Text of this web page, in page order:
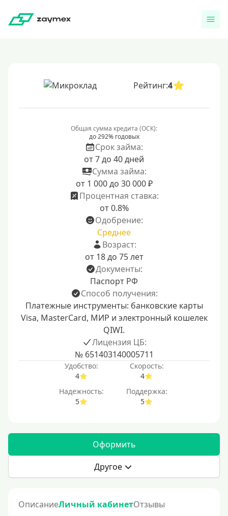
Рейтинг:4
Общая сумма кредита (ОСК):
до 292% годовых
Срок займа:
от 7 до 40 дней
Сумма займа:
от 1 000 до 30 000 ₽
Процентная ставка:
от 0.8%
Одобрение:
Среднее
Возраст:
от 18 до 75 лет
Документы:
Паспорт РФ
Способ получения:
Платежные инструменты: банковские карты
Visa, MasterCard, МИР и электронный кошелек
QIWI.
Лицензия ЦБ:
№ 651403140005711
Удобство:
4
Скорость:
4
Надежность:
5
Поддержка:
5
Оформить
Другое
ОписаниеЛичный кабинетОтзывы